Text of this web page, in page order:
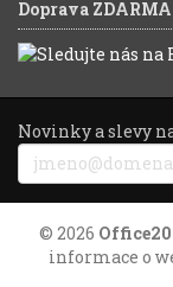
Doprava ZDARMA
Novinky a slevy
© 2026
informace o